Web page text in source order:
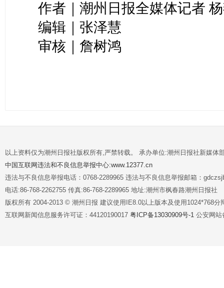
作者｜潮州日报全媒体记者
编辑｜张泽慧
审核｜詹树鸿
以上资料仅为潮州日报社版权所有,严禁转载。 承办单位:潮州日报社新媒体
中国互联网违法和不良信息举报中心:www.12377.cn
违法与不良信息举报电话：0768-2289965 违法与不良信息举报邮箱：
电话:86-768-2262755 传真:86-768-2289965 地址:潮州市枫春路潮州日报社
版权所有 2004-2013 © 潮州日报 建议使用IE8.0以上版本及使用1024*768分
互联网新闻信息服务许可证：44120190017 粤ICP备13030909号-1 公安网站